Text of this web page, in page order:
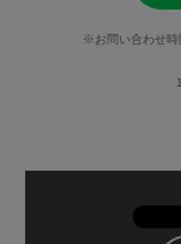
※お問い合わせ時